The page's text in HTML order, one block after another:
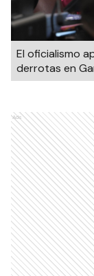
El oficialismo
derrotas en
Ads